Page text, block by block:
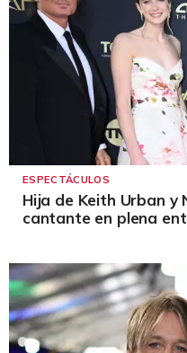
ESPECTÁCULOS
Hija de Keith Urban y
cantante en plena